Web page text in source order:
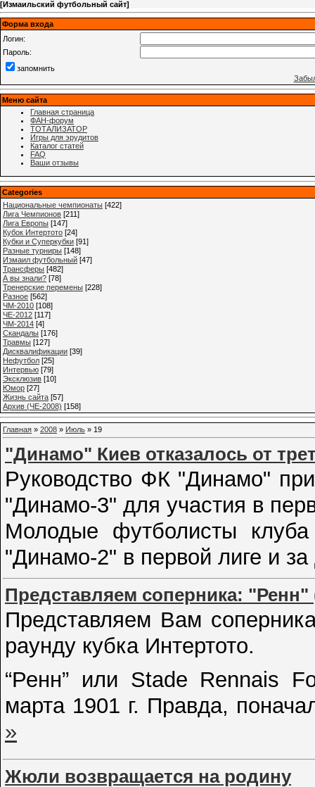
[Измаильский футбольный сайт]
Форма входа
Логин:
Пароль:
запомнить
Меню сайта
Главная страница
ФАН-форум
ТОТАЛИЗАТОР
Игры для эрудитов
Каталог статей
FAQ
Ваши отзывы
Categories
Национальные чемпионаты [422]
Лига Чемпионов [211]
Лига Европы [147]
Кубок Интертото [24]
Кубки и Суперкубки [91]
Разные турниры [148]
Измаил футбольный [47]
Трансферы [482]
А вы знали? [78]
Тренерские перемены [228]
Разное [562]
ЧМ-2010 [108]
ЧЕ-2012 [117]
ЧМ-2014 [4]
Cкандалы [176]
Травмы [127]
Дисквалификации [39]
Нефутбол [25]
Интервью [79]
Эксклюзив [10]
Юмор [27]
Жизнь сайта [57]
Архив (ЧЕ-2008) [158]
Главная » 2008 » Июль » 19
"Динамо" Киев отказалось от
Руководство ФК "Динамо"
"Динамо-3" для участия в
Молодые футболисты
"Динамо-2" в первой лиге и
Представляем соперника:
Представляем Вам
раунду кубка Интертото.
“Ренн” или Stade Rennais
марта 1901 г. Правда,
»
Жюли возвращается на родину